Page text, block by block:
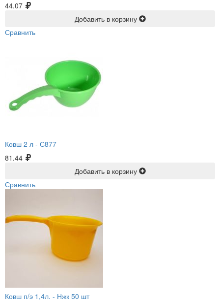
44.07
Добавить в корзину
Сравнить
Ковш 2 л - С877
81.44
Добавить в корзину
Сравнить
Ковш п/э 1,4л. - Нжк 50 шт